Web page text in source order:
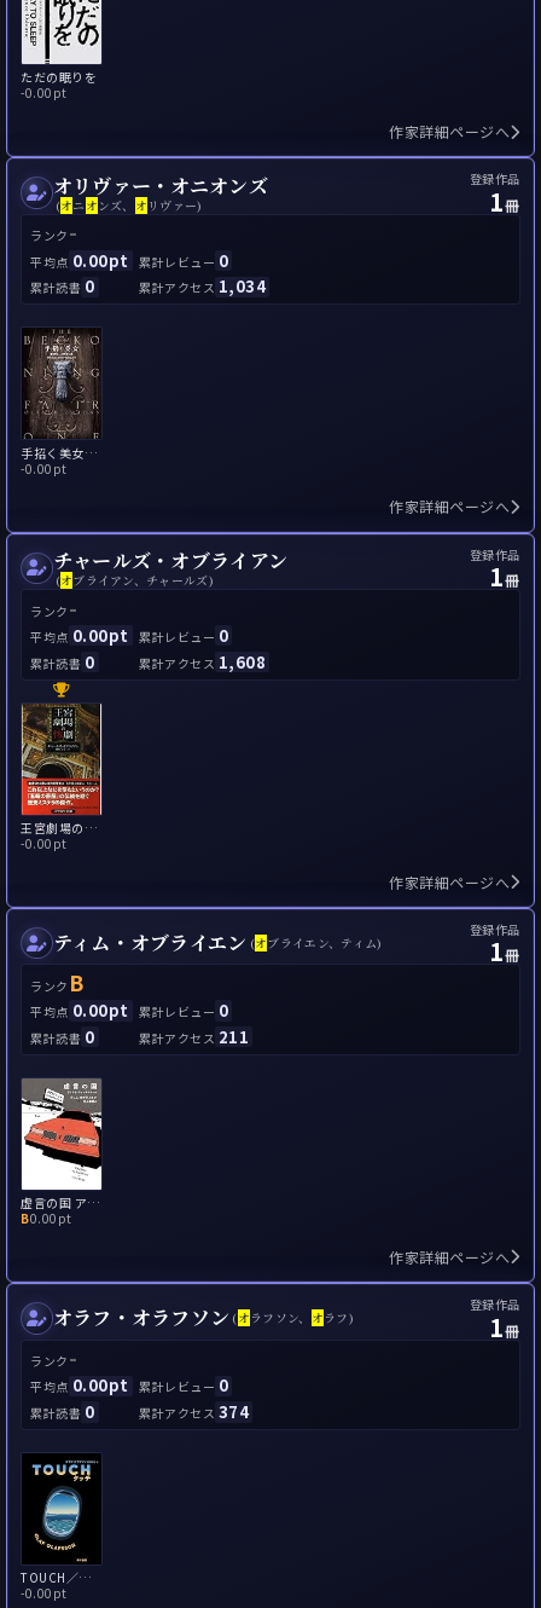
ただの眠りを
-0.00pt
作家詳細ページへ
オリヴァー・オニオンズ
(オニ オ ンズ、 オ リヴァー)
登録作品
1冊
ランク -
平均点 0.00pt 累計レビュー 0
累計読書 0 累計アクセス 1,034
手招く美女 怪奇小説集
-0.00pt
作家詳細ページへ
チャールズ・オブライアン
(オブライアン、チャールズ)
登録作品
1冊
ランク -
平均点 0.00pt 累計レビュー 0
累計読書 0 累計アクセス 1,608
王宮劇場の惨劇
-0.00pt
作家詳細ページへ
ティム・オブライエン (オブライエン、ティム)
登録作品
1冊
ランク B
平均点 0.00pt 累計レビュー 0
累計読書 0 累計アクセス 211
虚言の国 アメリカ・ファンタスティカ
B0.00pt
作家詳細ページへ
オラフ・オラフソン (オ ラフソン、 オ ラフ)
登録作品
1冊
ランク -
平均点 0.00pt 累計レビュー 0
累計読書 0 累計アクセス 374
TOUCH／タッチ
-0.00pt